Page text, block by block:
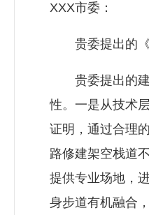
XXX市委：
贵委提出的《
贵委提出的建
性。一是从技术
证明，通过合理
路修建架空栈道
提供专业场地，
身步道有机融合